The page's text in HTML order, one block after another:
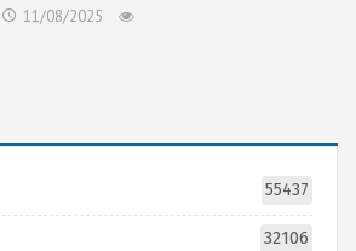
11/08/2025
55437
32106